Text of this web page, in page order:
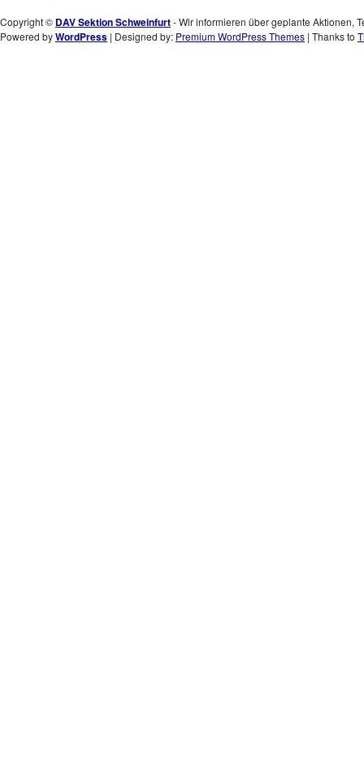
Copyright © DAV Sektion Schweinfurt- Wir informieren über geplante Aktionen,
Powered byWordPress | Designed by: Premium WordPress Themes | Thanks to